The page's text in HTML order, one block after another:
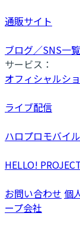
通販サイト
ブログ／SNS一覧
サービス：
オフィシャルシ
ライブ配信
ハロプロモバイル
HELLO!
お問い合わせ 個
ープ会社